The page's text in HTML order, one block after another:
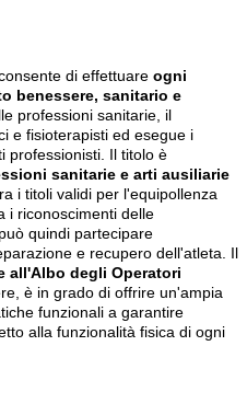
di effettuare ogni
benessere, sanitario e
professioni sanitarie, il
e fisioterapisti ed esegue i
professionisti. Il titolo è
sanitarie e arti ausiliarie
i titoli validi per l'equipollenza
i riconoscimenti delle
quindi partecipare
e recupero dell'atleta. Il
all'Albo degli Operatori
è in grado di offrire un'ampia
funzionali a garantire
alla funzionalità fisica di ogni